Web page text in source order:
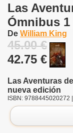
Las
Ómnibus 1
De William King
45.00 €
42.75 €
Las Aventuras
nueva edición
ISBN: 9788445020272